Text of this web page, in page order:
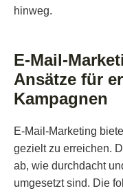
hinweg.
E-Mail-
Ansätze für
Kampagnen
E-Mail-Marketing
gezielt zu erreichen.
ab, wie durchdacht
umgesetzt sind. Die